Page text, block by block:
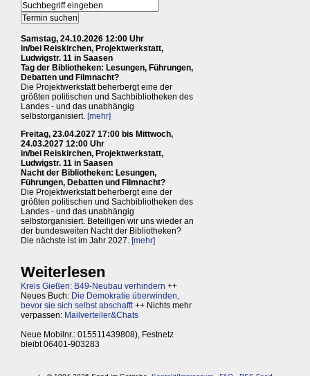
Samstag, 24.10.2026 12:00 Uhr
in/bei Reiskirchen, Projektwerkstatt,
Ludwigstr. 11 in Saasen
Tag der Bibliotheken: Lesungen, Führungen,
Debatten und Filmnacht?
Die Projektwerkstatt beherbergt eine der
größten politischen und Sachbibliotheken des
Landes - und das unabhängig
selbstorganisiert. [mehr]
Freitag, 23.04.2027 17:00 bis Mittwoch,
24.03.2027 12:00 Uhr
in/bei Reiskirchen, Projektwerkstatt,
Ludwigstr. 11 in Saasen
Nacht der Bibliotheken: Lesungen,
Führungen, Debatten und Filmnacht?
Die Projektwerkstatt beherbergt eine der
größten politischen und Sachbibliotheken des
Landes - und das unabhängig
selbstorganisiert. Beteiligen wir uns wieder an
der bundesweiten Nacht der Bibliotheken?
Die nächste ist im Jahr 2027. [mehr]
Weiterlesen
Kreis Gießen: B49-Neubau verhindern ++
Neues Buch: Die Demokratie überwinden,
bevor sie sich selbst abschafft++ Nichts mehr
verpassen: Mailverteiler&Chats
Neue Mobilnr.: 015511439808), Festnetz
bleibt 06401-903283